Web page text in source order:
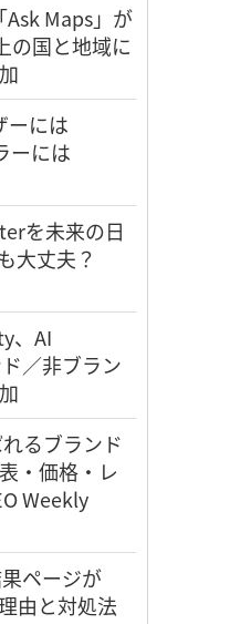
Maps」が
の国と地域に
ーには
ーには
を未来の日
大丈夫？
、AI
／非ブラン
るブランド
・価格・レ
Weekly
ページが
由と対処法